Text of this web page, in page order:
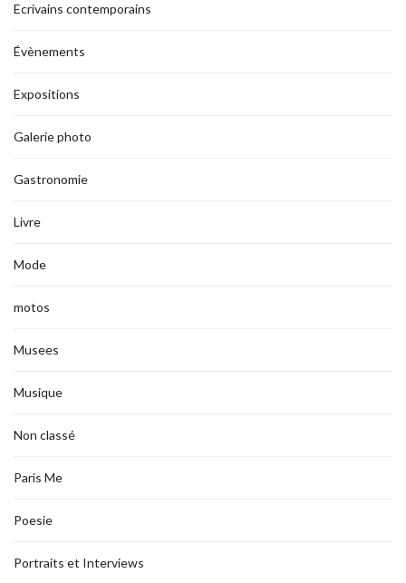
Ecrivains contemporains
Évènements
Expositions
Galerie photo
Gastronomie
Livre
Mode
motos
Musees
Musique
Non classé
Paris Me
Poesie
Portraits et Interviews